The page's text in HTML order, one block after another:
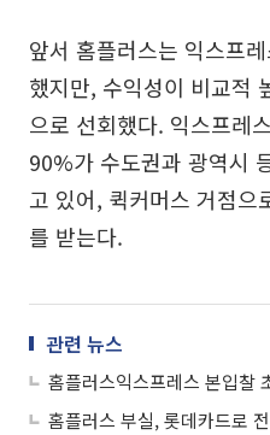
앞서 홈플러스는 익스프
했지만, 수익성이 비교적
으로 선회했다. 익스프레
90%가 수도권과 광역시
고 있어, 퀵커머스 거점으
를 받는다.
관련 뉴스
홈플러스 부실, 롯데카드로